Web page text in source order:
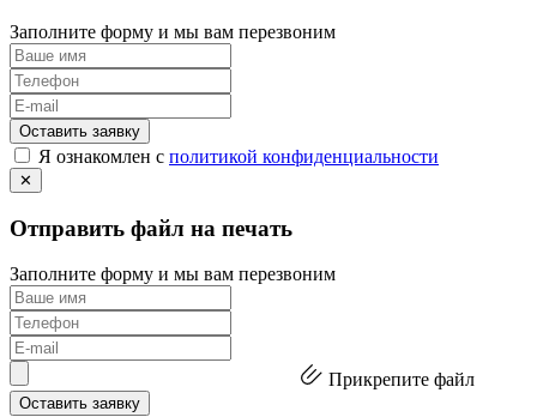
Заполните форму и мы вам перезвоним
Оставить заявку
Я ознакомлен с политикой конфиденциальности
✕
Отправить файл на печать
Заполните форму и мы вам перезвоним
Прикрепите файл
Оставить заявку